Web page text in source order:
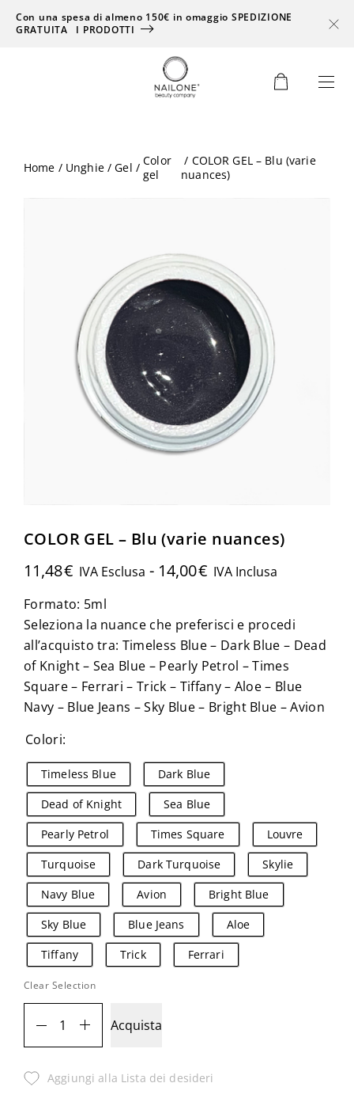
Con una spesa di almeno 150€ in omaggio SPEDIZIONE
GRATUITA
I PRODOTTI
Home / Unghie/Gel / Color
gel
/ COLOR GEL – Blu (varie
nuances)
COLOR GEL – Blu (varie nuances)
11,48€ IVA Esclusa - 14,00€ IVA Inclusa
Formato: 5ml
Seleziona la nuance che preferisci e procedi
all’acquisto tra: Timeless Blue – Dark Blue – Dead
of Knight – Sea Blue – Pearly Petrol – Times
Square – Ferrari – Trick – Tiffany – Aloe – Blue
Navy – Blue Jeans – Sky Blue – Bright Blue – Avion
Colori:
Timeless Blue
Dark Blue
Dead of Knight
Sea Blue
Pearly Petrol
Times Square
Louvre
Turquoise
Dark Turquoise
Skylie
Navy Blue
Avion
Bright Blue
Sky Blue
Blue Jeans
Aloe
Tiffany
Trick Ferrari
Clear Selection
Acquista
Aggiungi alla Lista dei desideri